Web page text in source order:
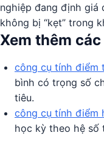
nghiệp đang định giá
không bị “kẹt” trong
Xem thêm
công cụ tính điểm
bình có trọng số
tiêu.
công cụ tính điểm
học kỳ theo hệ số